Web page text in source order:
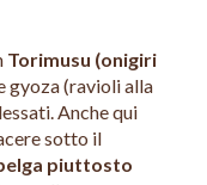
Torimusu (onigiri
gyoza (ravioli alla
Anche qui
sotto il
piuttosto